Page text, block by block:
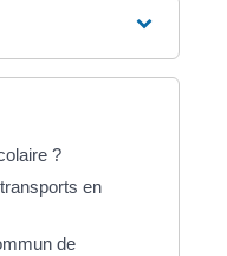
?
en
de